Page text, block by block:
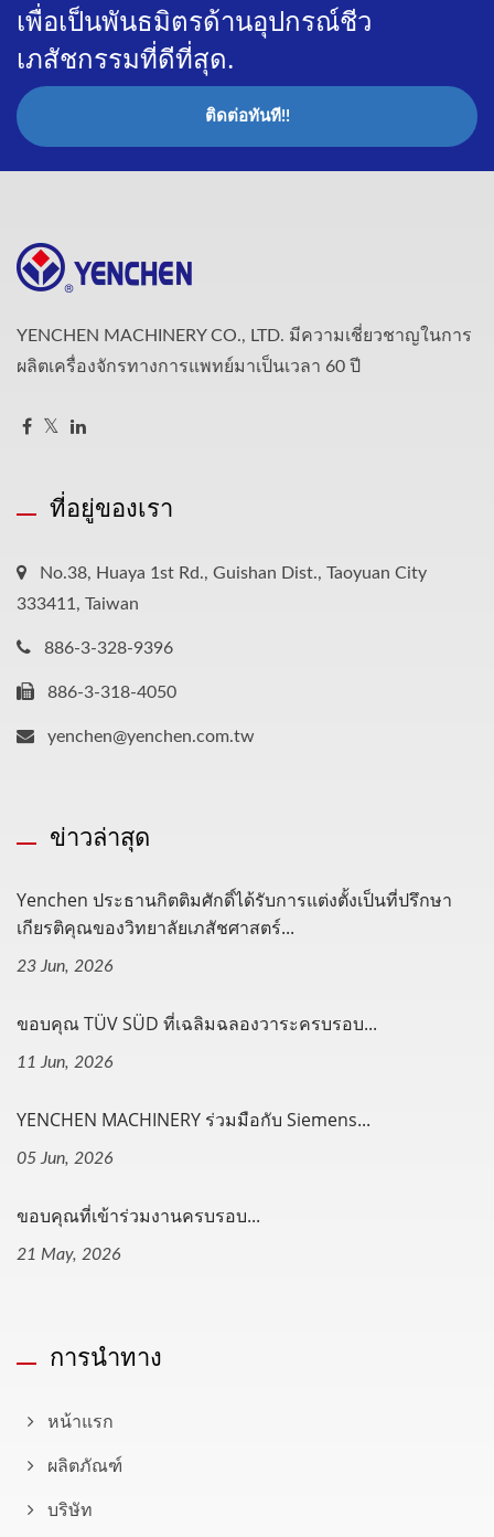
เพื่อเป็นพันธมิตรด้านอุปกรณ์ชีว
เภสัชกรรมที่ดีที่สุด.
ติดต่อทันที!!
YENCHEN MACHINERY CO., LTD. มีความเชี่ยวชาญในการ
ผลิตเครื่องจักรทางการแพทย์มาเป็นเวลา 60 ปี
ที่อยู่ของเรา
No.38, Huaya 1st Rd., Guishan Dist., Taoyuan City
333411, Taiwan
886-3-328-9396
886-3-318-4050
yenchen@yenchen.com.tw
ข่าวล่าสุด
Yenchen ประธานกิตติมศักดิ์ได้รับการแต่งตั้งเป็นที่ปรึกษา
เกียรติคุณของวิทยาลัยเภสัชศาสตร์...
23 Jun, 2026
ขอบคุณ TÜV SÜD ที่เฉลิมฉลองวาระครบรอบ...
11 Jun, 2026
YENCHEN MACHINERY ร่วมมือกับ Siemens...
05 Jun, 2026
ขอบคุณที่เข้าร่วมงานครบรอบ...
21 May, 2026
การนำทาง
หน้าแรก
ผลิตภัณฑ์
บริษัท